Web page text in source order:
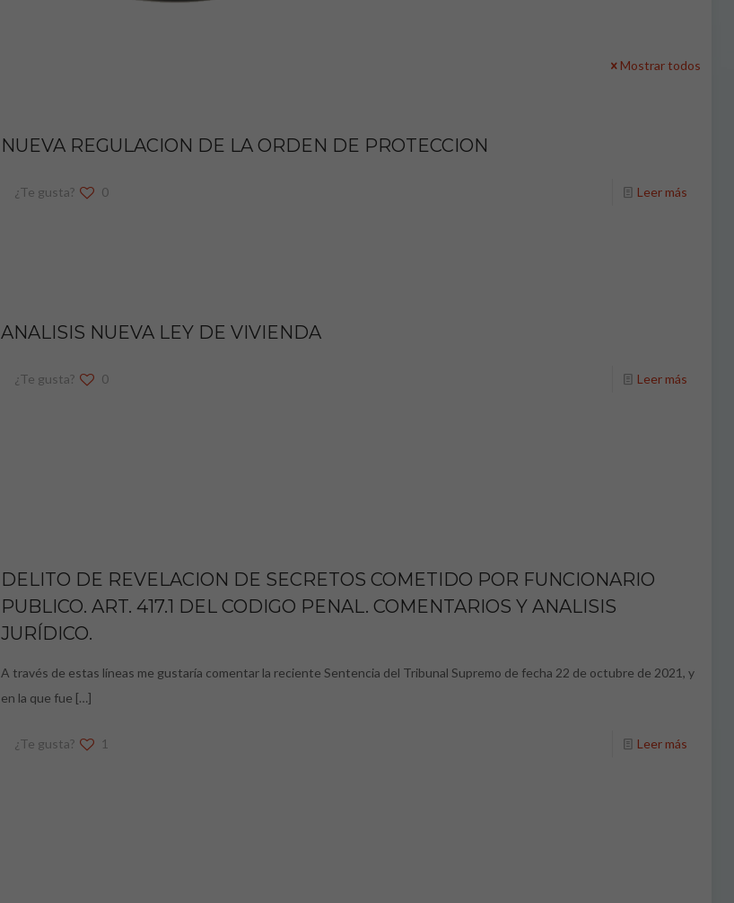
Mostrar todos
NUEVA REGULACION DE LA ORDEN DE PROTECCION
¿Te gusta? 0 Leer más
ANALISIS NUEVA LEY DE VIVIENDA
¿Te gusta? 0 Leer más
DELITO DE REVELACION DE SECRETOS COMETIDO POR FUNCIONARIO
PUBLICO. ART. 417.1 DEL CODIGO PENAL. COMENTARIOS Y ANALISIS
JURÍDICO.
A través de estas líneas me gustaría comentar la reciente Sentencia del Tribunal Supremo de fecha 22 de octubre de 2021, y
en la que fue […]
¿Te gusta? 1 Leer más